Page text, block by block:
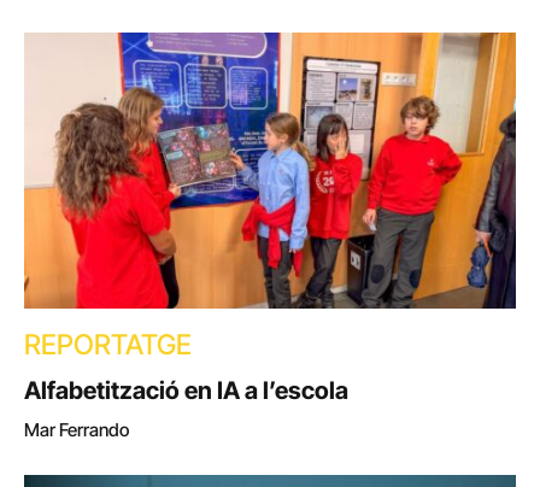
REPORTATGE
Alfabetització en IA a l’escola
Mar Ferrando